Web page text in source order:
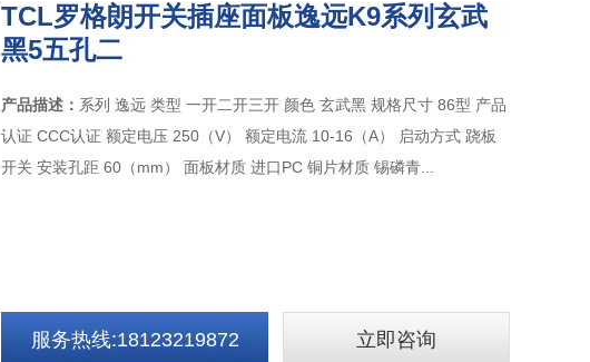
TCL罗格朗开关插座面板逸远K9系列玄武
黑5五孔二
产品描述： 系列 逸远 类型 一开二开三开 颜色 玄武黑 规格尺寸 86型 产品
认证 CCC认证 额定电压 250（V） 额定电流 10-16（A） 启动方式 跷板
开关 安装孔距 60（mm） 面板材质 进口PC 铜片材质 锡磷青...
服务热线:18123219872 立即咨询